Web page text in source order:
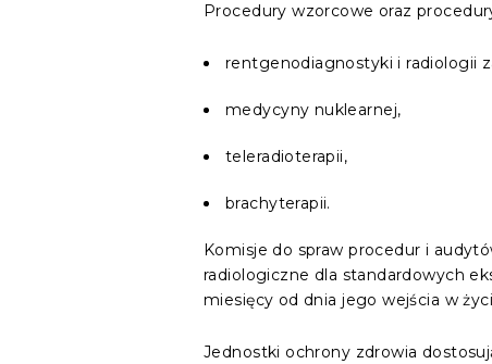
Procedury wzorcowe oraz
rentgenodiagnostyki i radiologii
medycyny nuklearnej,
teleradioterapii,
brachyterapii.
Komisje do spraw procedur i
radiologiczne dla standardowych
miesięcy od dnia jego wejścia w
Jednostki ochrony zdrowia